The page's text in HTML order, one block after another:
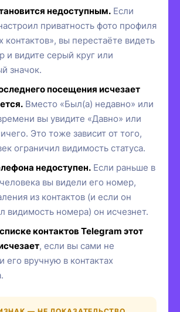
недоступным. Если
приватность фото профиля
контактов», вы перестаёте видеть
и видите серый круг или
значок.
посещения исчезает
Вместо «Был(а) недавно» или
вы увидите «Давно» или
Это тоже зависит от того,
ограничил видимость статуса.
недоступен. Если раньше в
вы видели его номер,
из контактов (и если он
видимость номера) он исчезнет.
контактов Telegram этот
, если вы сами не
его вручную в контактах